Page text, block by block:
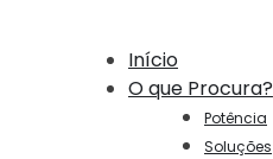
Início
O que Procura?
Potência
Soluções